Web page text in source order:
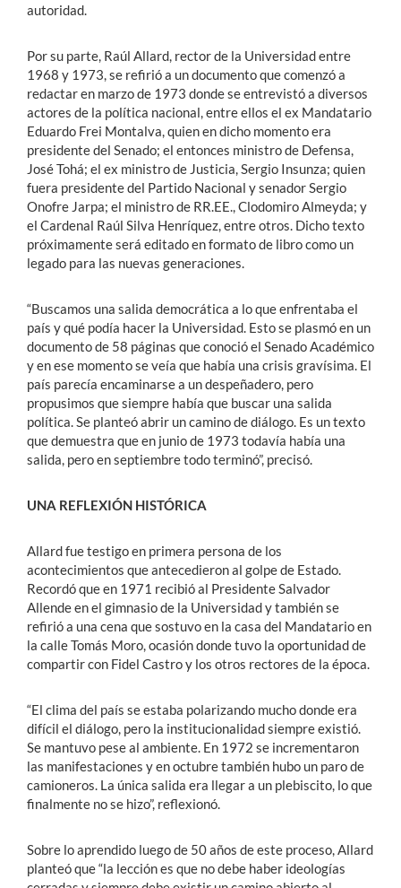
autoridad.
Por su parte, Raúl Allard, rector de la Universidad entre
1968 y 1973, se refirió a un documento que comenzó a
redactar en marzo de 1973 donde se entrevistó a diversos
actores de la política nacional, entre ellos el ex Mandatario
Eduardo Frei Montalva, quien en dicho momento era
presidente del Senado; el entonces ministro de Defensa,
José Tohá; el ex ministro de Justicia, Sergio Insunza; quien
fuera presidente del Partido Nacional y senador Sergio
Onofre Jarpa; el ministro de RR.EE., Clodomiro Almeyda; y
el Cardenal Raúl Silva Henríquez, entre otros. Dicho texto
próximamente será editado en formato de libro como un
legado para las nuevas generaciones.
“Buscamos una salida democrática a lo que enfrentaba el
país y qué podía hacer la Universidad. Esto se plasmó en un
documento de 58 páginas que conoció el Senado Académico
y en ese momento se veía que había una crisis gravísima. El
país parecía encaminarse a un despeñadero, pero
propusimos que siempre había que buscar una salida
política. Se planteó abrir un camino de diálogo. Es un texto
que demuestra que en junio de 1973 todavía había una
salida, pero en septiembre todo terminó”, precisó.
UNA REFLEXIÓN HISTÓRICA
Allard fue testigo en primera persona de los
acontecimientos que antecedieron al golpe de Estado.
Recordó que en 1971 recibió al Presidente Salvador
Allende en el gimnasio de la Universidad y también se
refirió a una cena que sostuvo en la casa del Mandatario en
la calle Tomás Moro, ocasión donde tuvo la oportunidad de
compartir con Fidel Castro y los otros rectores de la época.
“El clima del país se estaba polarizando mucho donde era
difícil el diálogo, pero la institucionalidad siempre existió.
Se mantuvo pese al ambiente. En 1972 se incrementaron
las manifestaciones y en octubre también hubo un paro de
camioneros. La única salida era llegar a un plebiscito, lo que
finalmente no se hizo”, reflexionó.
Sobre lo aprendido luego de 50 años de este proceso, Allard
planteó que “la lección es que no debe haber ideologías